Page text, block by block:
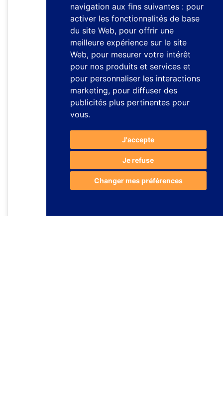
navigation aux fins suivantes : pour
activer les fonctionnalités de base
du site Web, pour offrir une
meilleure expérience sur le site
Web, pour mesurer votre intérêt
pour nos produits et services et
pour personnaliser les interactions
marketing, pour diffuser des
publicités plus pertinentes pour
vous.
J'accepte
Je refuse
Changer mes préférences